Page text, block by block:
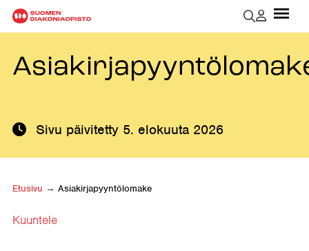
Sivu päivitetty 5. elokuuta 2026
Etusivu → Asiakirjapyyntölomake
Kuuntele